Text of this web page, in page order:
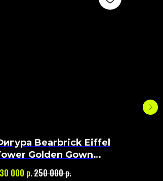
Bearbrick Eiffel
Golden Gown
000 р.250 000р.